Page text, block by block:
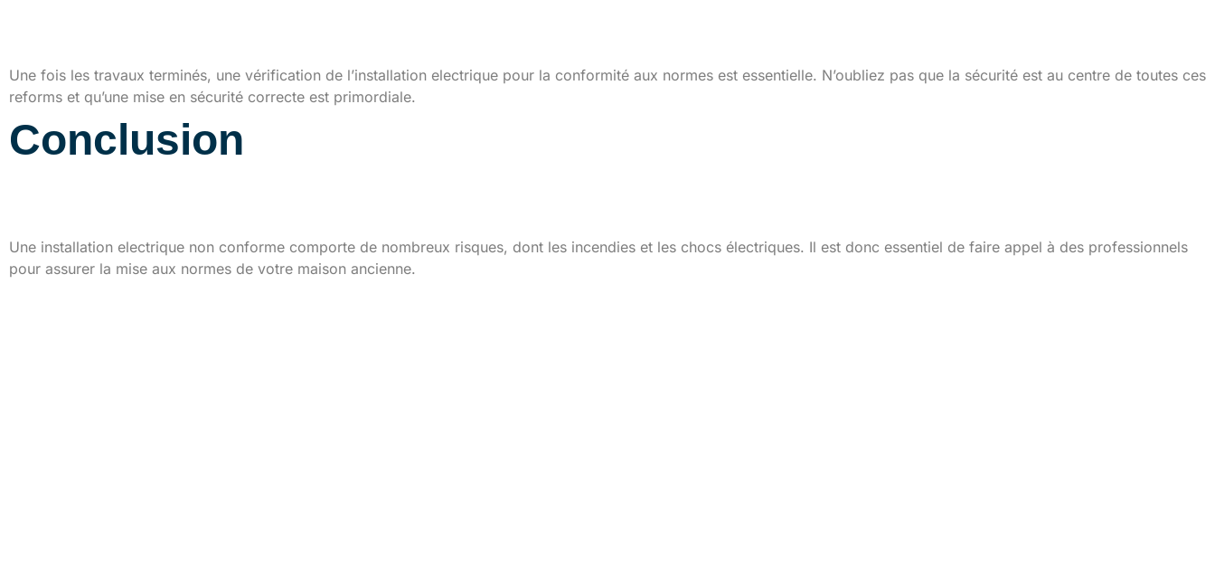
Une fois les travaux terminés, une vérification de l’installation electrique pour la conformité aux normes est essentielle. N’oubliez pas que la sécurité est au centre de toutes ces
reforms et qu’une mise en sécurité correcte est primordiale.
Conclusion
Une installation electrique non conforme comporte de nombreux risques, dont les incendies et les chocs électriques. Il est donc essentiel de faire appel à des professionnels
pour assurer la mise aux normes de votre maison ancienne.